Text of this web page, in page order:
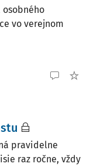
vo verejnom
pravidelne
raz ročne, vždy